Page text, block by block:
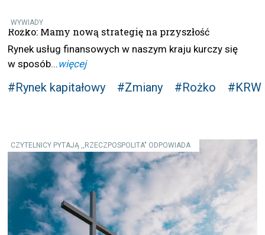
WYWIADY
Rożko: Mamy nową strategię na przyszłość
Rynek usług finansowych w naszym kraju kurczy się
w sposób...więcej
#Rynek kapitałowy #Zmiany #Rożko #KRW
CZYTELNICY PYTAJĄ ,,RZECZPOSPOLITA" ODPOWIADA